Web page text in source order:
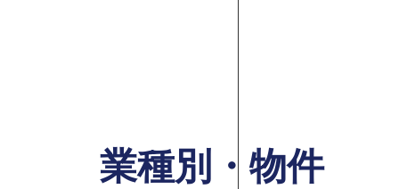
業種別・物件